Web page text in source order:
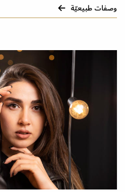
وصفات طبيعيّة